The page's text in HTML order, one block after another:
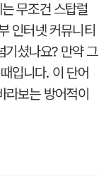
무조건 스탑럴
인터넷 커뮤니티
기셨나요? 만약 그
입니다. 이 단어
보는 방어적이